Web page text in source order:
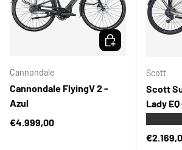
Cannondale
Cannondale FlyingV 2 -
Azul
Precio normal
€4.999,00
ELEGIR OPCIONES
Scott
Scott
Lady
Precio